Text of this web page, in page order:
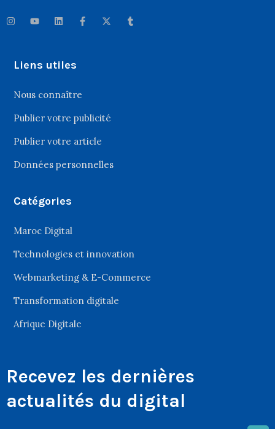
Liens utiles
Nous connaître
Publier votre publicité
Publier votre article
Données personnelles
Catégories
Maroc Digital
Technologies et innovation
Webmarketing & E-Commerce
Transformation digitale
Afrique Digitale
Recevez les dernières
actualités du digital